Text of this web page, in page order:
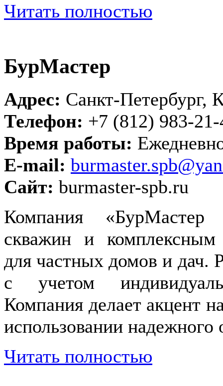
Читать полностью
БурМастер
Адрес: Санкт-Петербург,
Телефон: +7 (812) 983-
Время работы:
E-mail:
Сайт: burmaster-spb.ru
Компания
скважин и комплексным
для частных домов и дач.
с учетом
Компания делает акцент
использовании надежного
Читать полностью